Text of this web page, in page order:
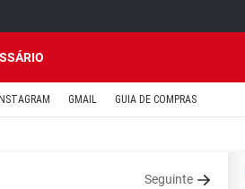
INSTAGRAM GMAIL GUIA DE COMPRAS
Seguinte